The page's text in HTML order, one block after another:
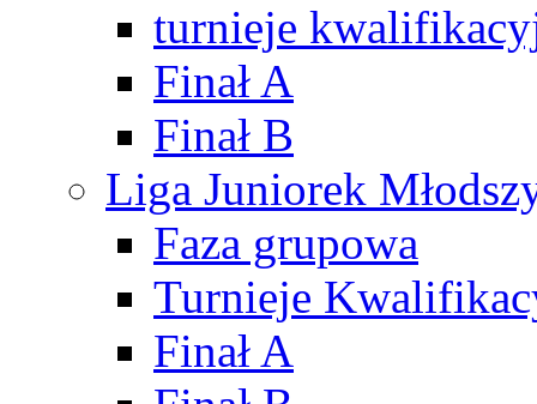
turnieje
Finał A
Finał B
Liga Juniorek
Faza grupowa
Turnieje
Finał A